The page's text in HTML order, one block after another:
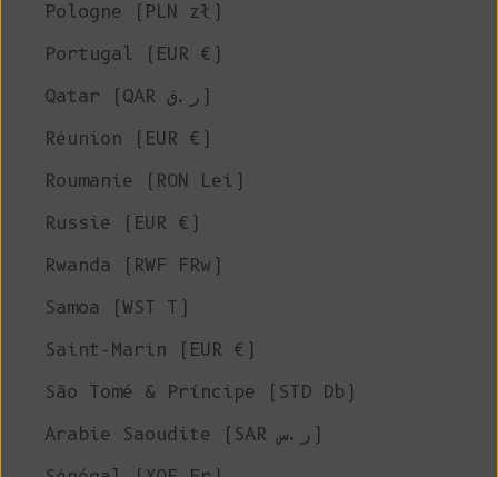
Pologne (PLN zł)
Portugal (EUR €)
Qatar (QAR ر.ق)
Réunion (EUR €)
Roumanie (RON Lei)
Russie (EUR €)
Rwanda (RWF FRw)
Samoa (WST T)
Saint-Marin (EUR €)
São Tomé & Príncipe (STD Db)
Arabie Saoudite (SAR ر.س)